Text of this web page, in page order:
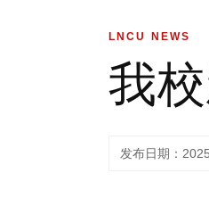
LNCU NEWS
我
发布日期：